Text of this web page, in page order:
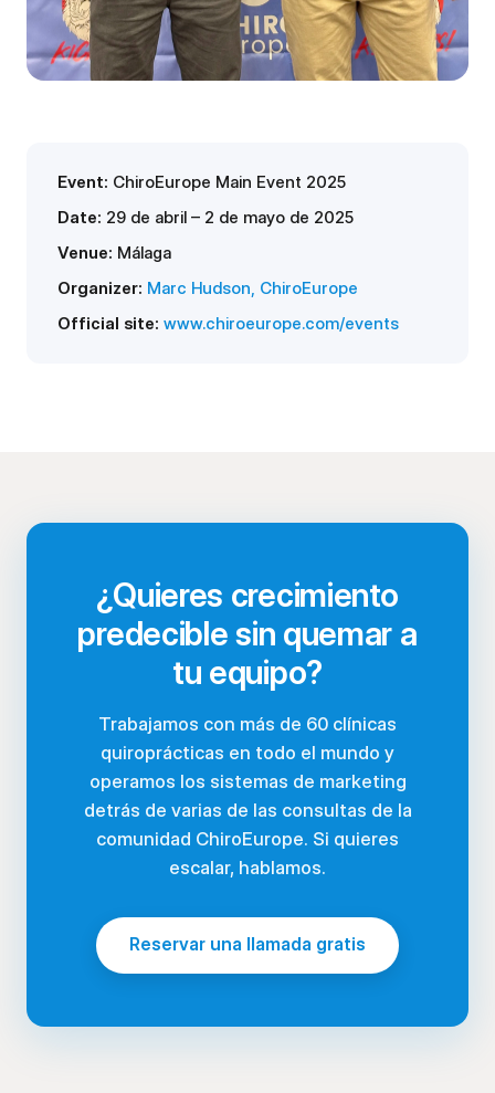
Event: ChiroEurope Main Event 2025
Date: 29 de abril – 2 de mayo de 2025
Venue: Málaga
Organizer: Marc Hudson, ChiroEurope
Official site: www.chiroeurope.com/events
¿Quieres crecimiento
predecible sin quemar a
tu equipo?
Trabajamos con más de 60 clínicas
quiroprácticas en todo el mundo y
operamos los sistemas de marketing
detrás de varias de las consultas de la
comunidad ChiroEurope. Si quieres
escalar, hablamos.
Reservar una llamada gratis